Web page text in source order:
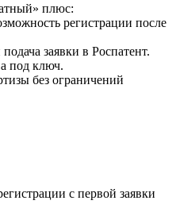
плюс:
регистрации после
заявки в Роспатент.
под ключ.
без ограничений
с первой заявки